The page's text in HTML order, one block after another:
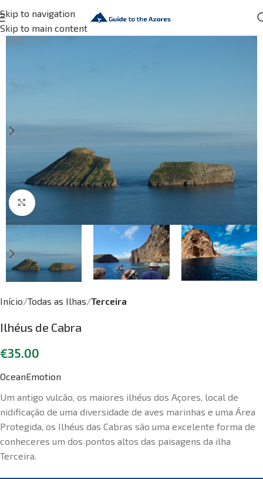
Skip to navigation
Skip to main content
Click to enlarge
Início Todas as Ilhas Terceira
Ilhéus de Cabra
€35.00
OceanEmotion
Um antigo vulcão, os maiores ilhéus dos Açores, local de
nidificação de uma diversidade de aves marinhas e uma Área
Protegida, os Ilhéus das Cabras são uma excelente forma de
conheceres um dos pontos altos das paisagens da ilha
Terceira.